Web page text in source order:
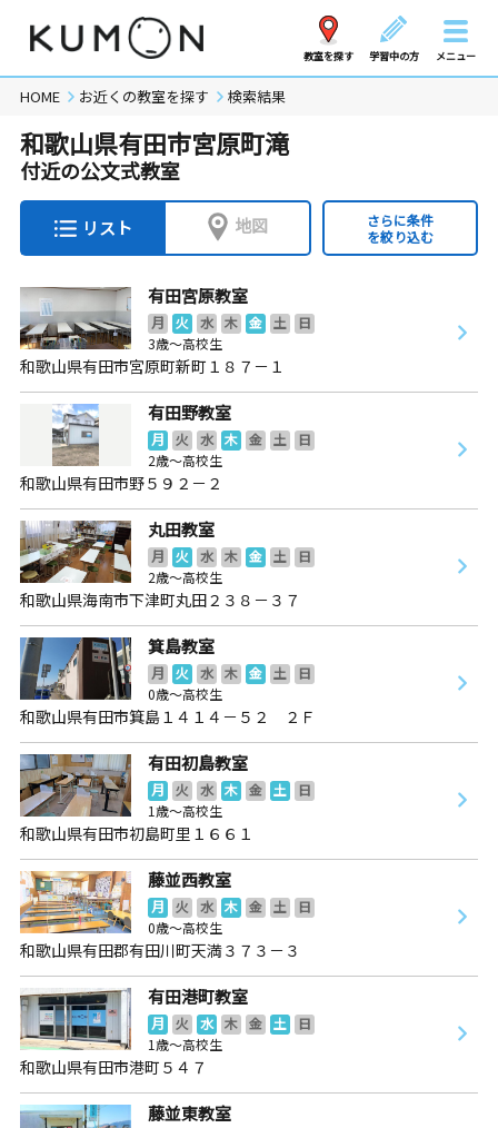
教室を探す 学習中の方 メニュー
HOME お近くの教室を探す 検索結果
和歌山県有田市宮原町滝
付近の公文式教室
リスト 地図
さらに条件
を絞り込む
有田宮原教室
月 火 水 木 金 土
日
3歳～高校生
和歌山県有田市宮原町新町１８７－１
有田野教室
月 火 水 木 金 土
日
2歳～高校生
和歌山県有田市野５９２－２
丸田教室
月 火 水 木 金 土
日
2歳～高校生
和歌山県海南市下津町丸田２３８－３７
箕島教室
月 火 水 木 金 土
日
0歳～高校生
和歌山県有田市箕島１４１４－５２ ２Ｆ
有田初島教室
月 火 水 木 金 土
日
1歳～高校生
和歌山県有田市初島町里１６６１
藤並西教室
月 火 水 木 金 土
日
0歳～高校生
和歌山県有田郡有田川町天満３７３－３
有田港町教室
月 火 水 木 金 土
日
1歳～高校生
和歌山県有田市港町５４７
藤並東教室